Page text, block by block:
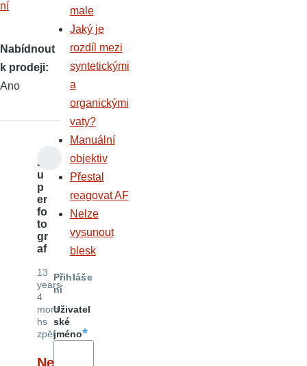
Nabídnout
k prodeji
Ano
s
u
p
er
fo
to
gr
af
13
years
4
mont
hs
zpět
Ne
male
Jaký je
rozdíl mezi
syntetickými
a
organickými
vaty?
Manuální
objektiv
Přestal
reagovat AF
Nelze
vysunout
blesk
Přihláše
ní
Uživatel
ské
jméno